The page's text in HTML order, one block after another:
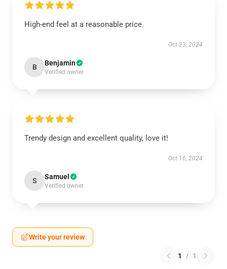
High-end feel at a reasonable price.
Oct 23, 2024
B Benjamin
Verified owner
Trendy design and excellent quality, love it!
Oct 16, 2024
S Samuel
Verified owner
Write your review
1 / 1